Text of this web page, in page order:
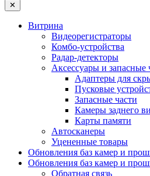
✕
Витрина
Видеорегистраторы
Комбо-устройства
Радар-детекторы
Аксессуары и запасные
Адаптеры для
Пусковые
Запасные части
Камеры заднего
Карты памяти
Автосканеры
Уцененные товары
Обновления баз камер и
Обновления баз камер и
Обратная связь